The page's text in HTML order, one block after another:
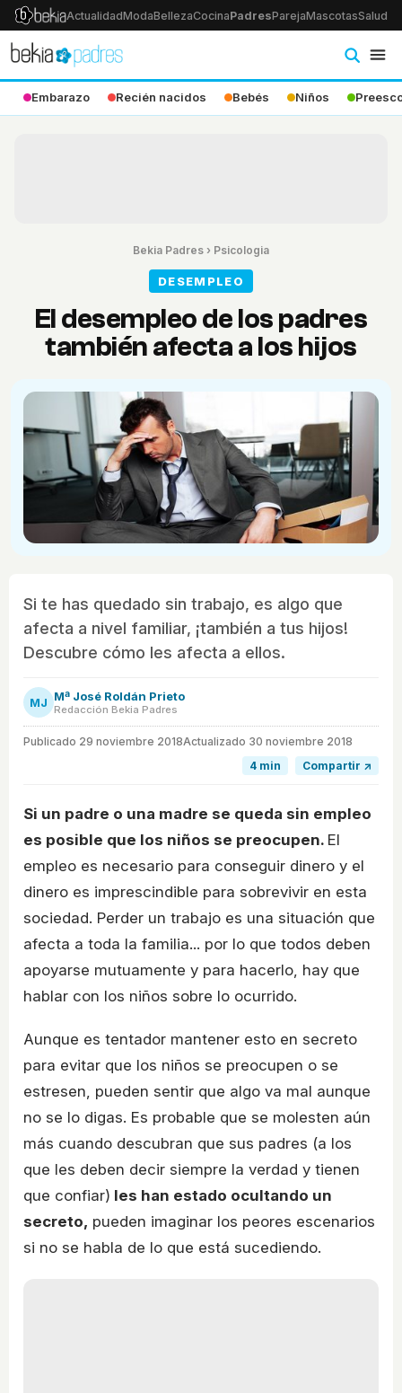
ActualidadModaBellezaCocinaPadresParejaMascotasSalud
Embarazo Recién nacidos Bebés Niños
Bekia Padres › Psicologia
DESEMPLEO
El desempleo de los padres
también afecta a los hijos
Si te has quedado sin trabajo, es algo que
afecta a nivel familiar, ¡también a tus hijos!
Descubre cómo les afecta a ellos.
MJ Mª José Roldán Prieto
Redacción Bekia Padres
Publicado 29 noviembre 2018Actualizado 30 noviembre 2018
4 min
Compartir ↗
Si un padre o una madre se queda sin empleo
es posible que los niños se preocupen. El
empleo es necesario para conseguir dinero y el
dinero es imprescindible para sobrevivir en esta
sociedad. Perder un trabajo es una situación que
afecta a toda la familia... por lo que todos deben
apoyarse mutuamente y para hacerlo, hay que
hablar con los niños sobre lo ocurrido.
Aunque es tentador mantener esto en secreto
para evitar que los niños se preocupen o se
estresen, pueden sentir que algo va mal aunque
no se lo digas. Es probable que se molesten aún
más cuando descubran que sus padres (a los
que les deben decir siempre la verdad y tienen
que confiar) les han estado ocultando un
secreto, pueden imaginar los peores escenarios
si no se habla de lo que está sucediendo.